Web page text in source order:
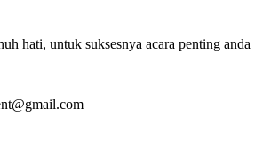
hati, untuk suksesnya acara penting anda